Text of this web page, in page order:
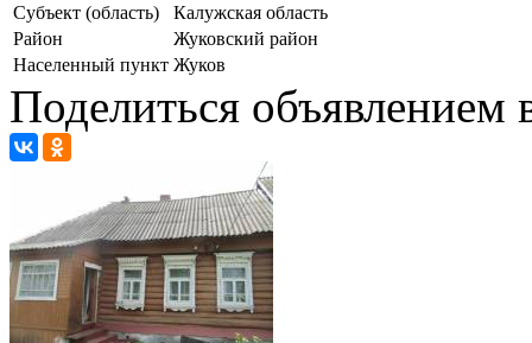
Субъект (область)
Калужская область
Район
Жуковский район
Населенный пункт Жуков
Поделиться объявлением